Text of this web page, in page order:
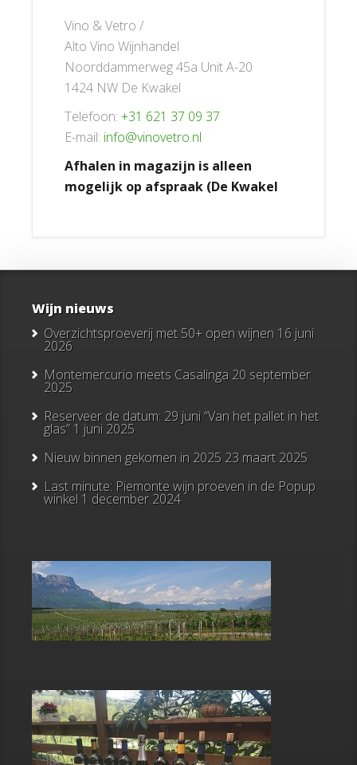
Vino & Vetro /
Alto Vino Wijnhandel
Noorddammerweg 45a Unit A-20
1424 NW De Kwakel
Telefoon: +31 621 37 09 37
E-mail: info@vinovetro.nl
Afhalen in magazijn is alleen
mogelijk op afspraak (De Kwakel
Wijn nieuws
Overzichtsproeverij met 50+ open wijnen 16 juni
2026
Montemercurio meets Casalinga 20 september
2025
Reserveer de datum: 29 juni “Van het pallet in het
glas” 1 juni 2025
Nieuw binnen gekomen in 2025 23 maart 2025
Last minute: Piemonte wijn proeven in de Popup
winkel 1 december 2024